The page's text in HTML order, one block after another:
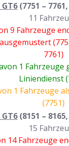
(7751 –
11
9 Fahrzeuge
7761)
1 Fahrzeuge
Liniendienst
1 Fahrzeuge
(7751)
(8151 –
15
14 Fahrzeuge